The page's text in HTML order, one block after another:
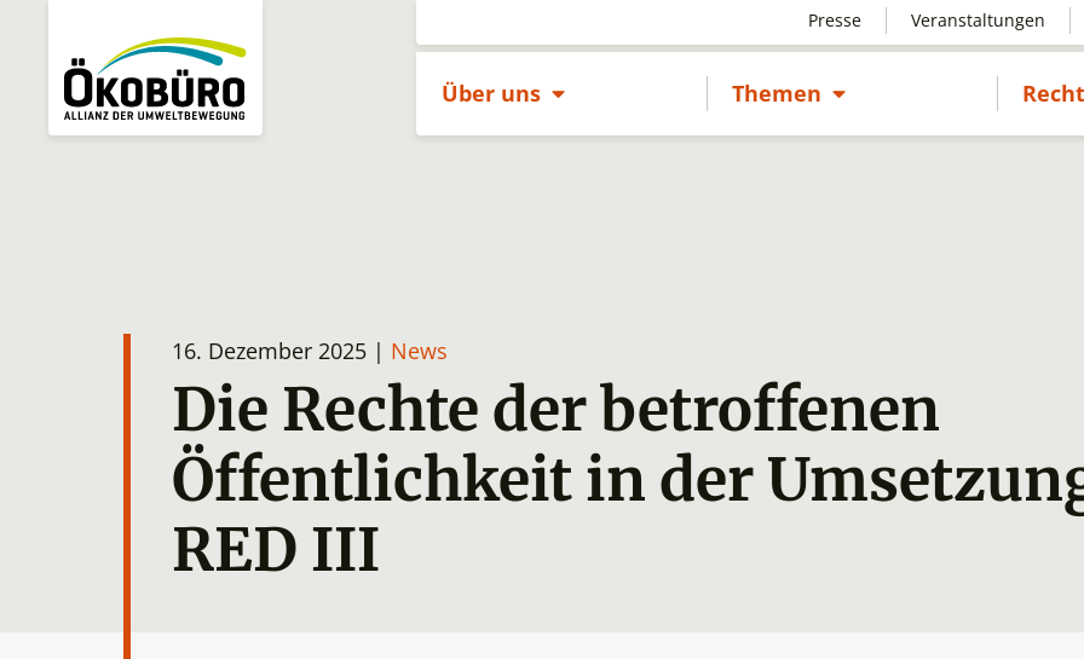
Über uns Untermenü öffnenThemen Untermenü öffnen
Presse Veranstaltungen
16. Dezember 2025 | News
Die Rechte der betroffenen
Öffentlichkeit in der
RED III